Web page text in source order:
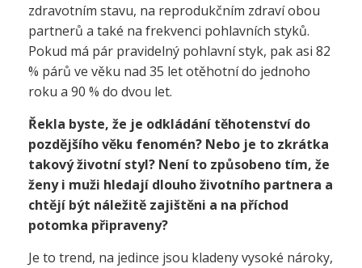
zdravotním stavu, na reprodukčním zdraví obou
partnerů a také na frekvenci pohlavních styků.
Pokud má pár pravidelný pohlavní styk, pak asi 82
% párů ve věku nad 35 let otěhotní do jednoho
roku a 90 % do dvou let.
Řekla byste, že je odkládání těhotenství do
pozdějšího věku fenomén? Nebo je to zkrátka
takový životní styl? Není to způsobeno tím, že
ženy i muži hledají dlouho životního partnera a
chtějí být náležitě zajištěni a na příchod
potomka připraveny?
Je to trend, na jedince jsou kladeny vysoké nároky,